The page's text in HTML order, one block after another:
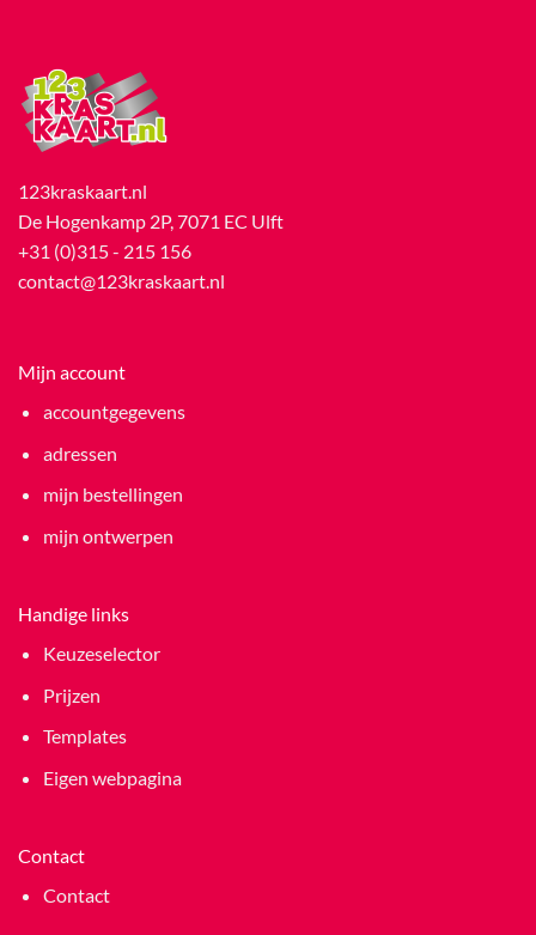
123kraskaart.nl
De Hogenkamp 2P, 7071 EC Ulft
+31 (0)315 - 215 156
contact@123kraskaart.nl
Mijn account
accountgegevens
adressen
mijn bestellingen
mijn ontwerpen
Handige links
Keuzeselector
Prijzen
Templates
Eigen webpagina
Contact
Contact